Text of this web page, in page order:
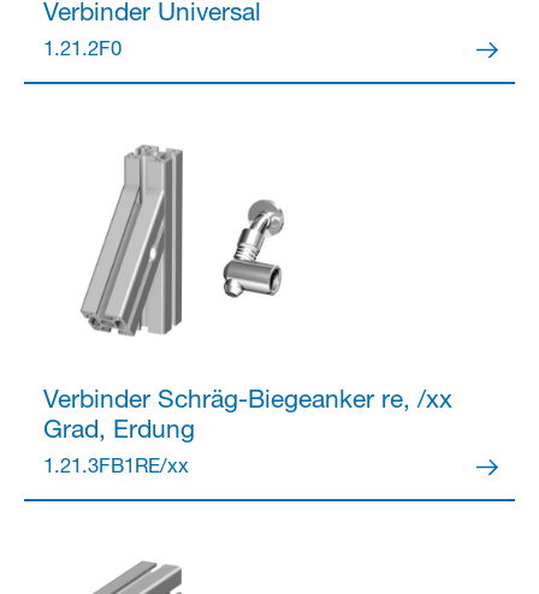
VerbinderUniversal
1.21.2F0
VerbinderSchräg-Biegeanker re, /xx
Grad, Erdung
1.21.3FB1RE/xx
Partner Login
Anmelden